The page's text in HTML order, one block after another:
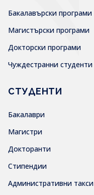
Бакалавърски програми
Магистърски програми
Докторски програми
Чуждестранни студенти
СТУДЕНТИ
Бакалаври
Магистри
Докторанти
Стипендии
Административни такси